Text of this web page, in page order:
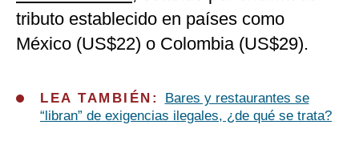
tributo establecido en países como
México (US$22) o Colombia (US$29).
LEA TAMBIÉN:
Bares y restaurantes se
“libran” de exigencias ilegales, ¿de qué se trata?